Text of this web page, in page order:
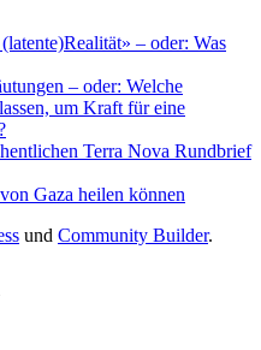
– oder: Was
– oder: Welche
um Kraft für eine
Terra Nova Rundbrief
Gaza heilen können
und Community Builder.